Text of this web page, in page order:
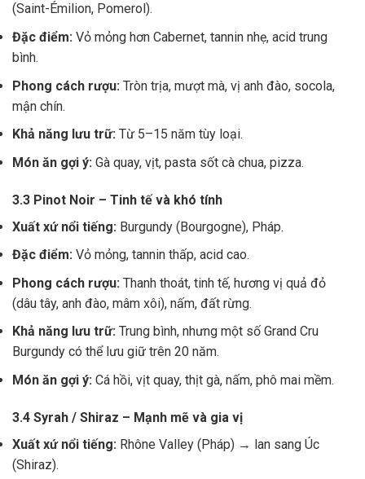
(Saint-Émilion, Pomerol).
Đặc điểm: Vỏ mỏng hơn Cabernet, tannin nhẹ, acid trung
bình.
Phong cách rượu: Tròn trịa, mượt mà, vị anh đào, socola,
mận chín.
Khả năng lưu trữ: Từ 5–15 năm tùy loại.
Món ăn gợi ý: Gà quay, vịt, pasta sốt cà chua, pizza.
3.3 Pinot Noir – Tinh tế và khó tính
Xuất xứ nổi tiếng: Burgundy (Bourgogne), Pháp.
Đặc điểm: Vỏ mỏng, tannin thấp, acid cao.
Phong cách rượu: Thanh thoát, tinh tế, hương vị quả đỏ
(dâu tây, anh đào, mâm xôi), nấm, đất rừng.
Khả năng lưu trữ: Trung bình, nhưng một số Grand Cru
Burgundy có thể lưu giữ trên 20 năm.
Món ăn gợi ý: Cá hồi, vịt quay, thịt gà, nấm, phô mai mềm.
3.4 Syrah / Shiraz – Mạnh mẽ và gia vị
Xuất xứ nổi tiếng: Rhône Valley (Pháp) → lan sang Úc
(Shiraz).